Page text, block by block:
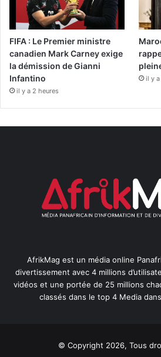
FIFA : Le Premier ministre
canadien Mark Carney exige
la démission de Gianni
Infantino
il y a 2 heures
il y
AfrikMag est un média online
divertissement avec 4 millions
vidéos et une portée de 25 millions
classés dans le top 4 Media
© Copyright 2026, Tous